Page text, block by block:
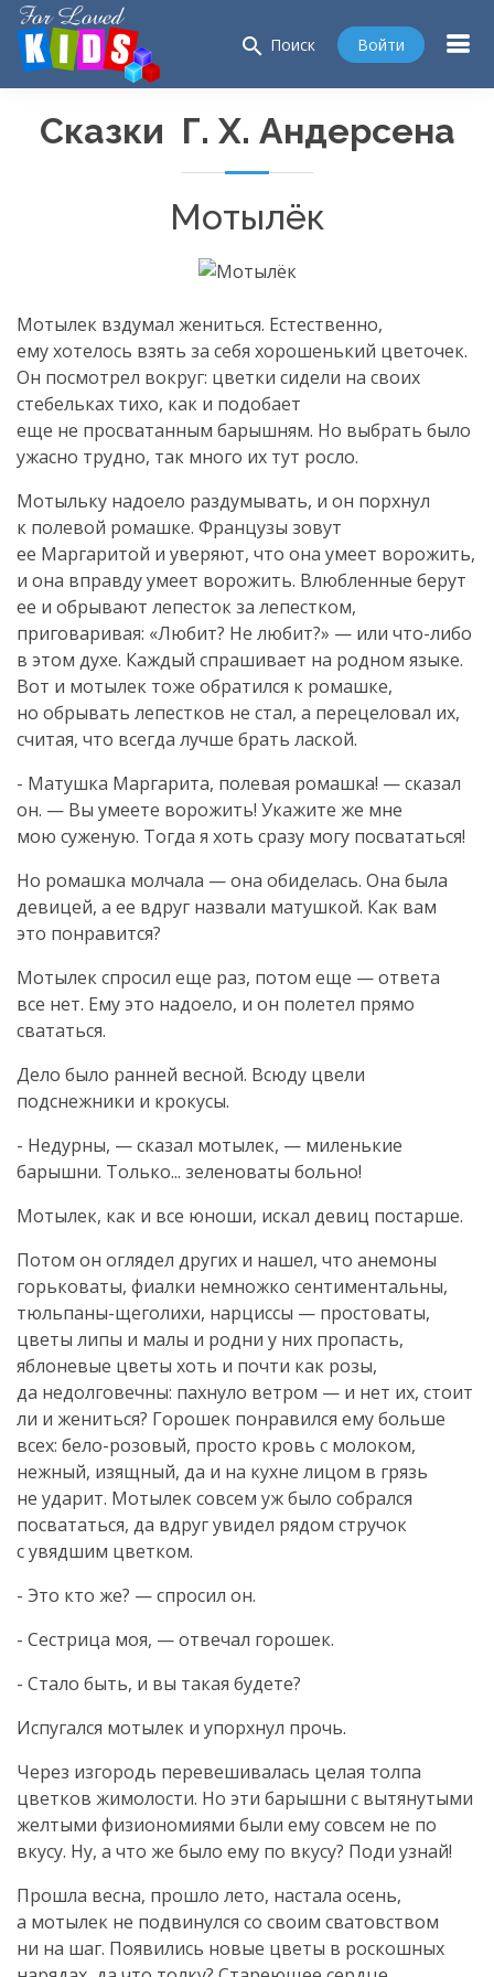
search Поиск Войти
Сказки Г. Х. Андерсена
Мотылёк
Мотылек вздумал жениться. Естественно,
ему хотелось взять за себя хорошенький цветочек.
Он посмотрел вокруг: цветки сидели на своих
стебельках тихо, как и подобает
еще не просватанным барышням. Но выбрать было
ужасно трудно, так много их тут росло.
Мотыльку надоело раздумывать, и он порхнул
к полевой ромашке. Французы зовут
ее Маргаритой и уверяют, что она умеет ворожить,
и она вправду умеет ворожить. Влюбленные берут
ее и обрывают лепесток за лепестком,
приговаривая: «Любит? Не любит?» — или что-либо
в этом духе. Каждый спрашивает на родном языке.
Вот и мотылек тоже обратился к ромашке,
но обрывать лепестков не стал, а перецеловал их,
считая, что всегда лучше брать лаской.
- Матушка Маргарита, полевая ромашка! — сказал
он. — Вы умеете ворожить! Укажите же мне
мою суженую. Тогда я хоть сразу могу посвататься!
Но ромашка молчала — она обиделась. Она была
девицей, а ее вдруг назвали матушкой. Как вам
это понравится?
Мотылек спросил еще раз, потом еще — ответа
все нет. Ему это надоело, и он полетел прямо
свататься.
Дело было ранней весной. Всюду цвели
подснежники и крокусы.
- Недурны, — сказал мотылек, — миленькие
барышни. Только... зеленоваты больно!
Мотылек, как и все юноши, искал девиц постарше.
Потом он оглядел других и нашел, что анемоны
горьковаты, фиалки немножко сентиментальны,
тюльпаны-щеголихи, нарциссы — простоваты,
цветы липы и малы и родни у них пропасть,
яблоневые цветы хоть и почти как розы,
да недолговечны: пахнуло ветром — и нет их, стоит
ли и жениться? Горошек понравился ему больше
всех: бело-розовый, просто кровь с молоком,
нежный, изящный, да и на кухне лицом в грязь
не ударит. Мотылек совсем уж было собрался
посвататься, да вдруг увидел рядом стручок
с увядшим цветком.
- Это кто же? — спросил он.
- Сестрица моя, — отвечал горошек.
- Стало быть, и вы такая будете?
Испугался мотылек и упорхнул прочь.
Через изгородь перевешивалась целая толпа
цветков жимолости. Но эти барышни с вытянутыми
желтыми физиономиями были ему совсем не по
вкусу. Ну, а что же было ему по вкусу? Поди узнай!
Прошла весна, прошло лето, настала осень,
а мотылек не подвинулся со своим сватовством
ни на шаг. Появились новые цветы в роскошных